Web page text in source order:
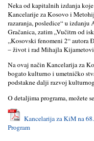
Neka od kapitalnih izdanja
Kancelarije za Kosovo i
razaranja, posledice“ u
Gračanica, zatim „Vučitrn od
„Kosovski fenomeni 2“
– život i rad Mihajla
Na ovaj način Kancelarija za
bogato kulturno i umetničko
podstakne dalji razvoj
O detaljima programa, možete
Kancelarija za KiM na
Program